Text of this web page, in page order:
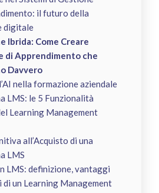
il futuro della
digitale
Ibrida: Come Creare
di Apprendimento che
Davvero
nella formazione aziendale
LMS: le 5 Funzionalità
Learning Management
all’Acquisto di una
LMS
LMS: definizione, vantaggi
un Learning Management